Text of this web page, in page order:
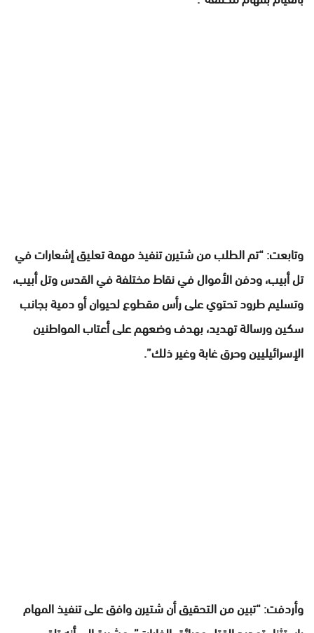
وتابعت: “تم الطلب من شتيرن تنفيذ مهمة تعليق إشعارات في
تل أبيب، ودفن الأموال في نقاط مختلفة في القدس وتل أبيب،
وتسليم طرود تحتوي على رأس مقطوع لحيوان أو دمية بجانب
سكين ورسالة تهديد، بهدف وضعهم على أعتاب المواطنين
الإسرائيليين وحرق غابة وغير ذلك”.
وأردفت: “تبين من التحقيق أن شتيرن وافق على تنفيذ المهام